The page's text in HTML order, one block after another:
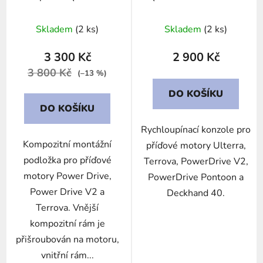
Skladem (2 ks)
3 300 Kč
3 800 Kč (–13 %)
DO KOŠÍKU
Kompozitní montážní
podložka pro příďové
motory Power Drive,
Power Drive V2 a
Terrova. Vnější
kompozitní rám je
přišroubován na motoru,
vnitřní rám...
Skladem (2 ks)
2 900 Kč
DO KOŠÍKU
Rychloupínací konzole pro
příďové motory Ulterra,
Terrova, PowerDrive V2,
PowerDrive Pontoon a
Deckhand 40.